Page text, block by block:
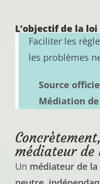
L’objectif de la loi
Faciliter les
les problèmes
Source
Médiation
médiateur de
Un médiateur de